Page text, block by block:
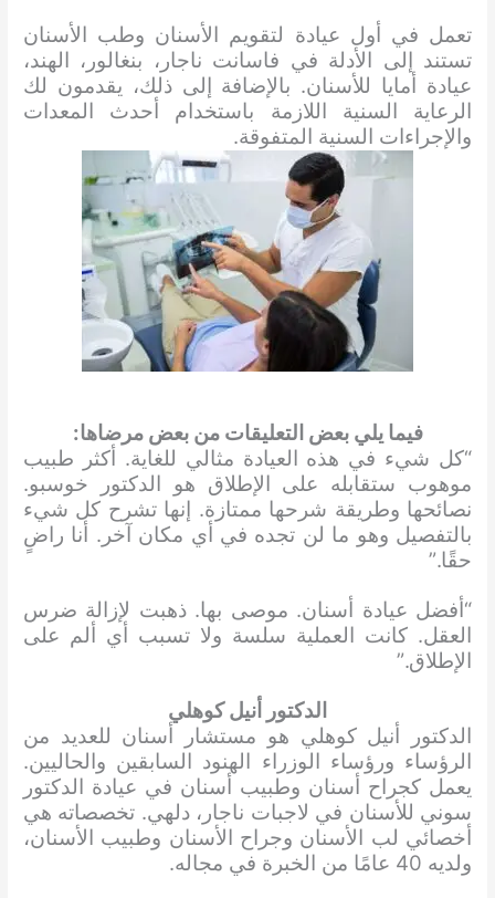
تعمل في أول عيادة لتقويم الأسنان وطب الأسنان
تستند إلى الأدلة في فاسانت ناجار، بنغالور، الهند،
عيادة أمايا للأسنان. بالإضافة إلى ذلك، يقدمون لك
الرعاية السنية اللازمة باستخدام أحدث المعدات
والإجراءات السنية المتفوقة.
فيما يلي بعض التعليقات من بعض مرضاها:
“كل شيء في هذه العيادة مثالي للغاية. أكثر طبيب
موهوب ستقابله على الإطلاق هو الدكتور خوسبو.
نصائحها وطريقة شرحها ممتازة. إنها تشرح كل شيء
بالتفصيل وهو ما لن تجده في أي مكان آخر. أنا راضٍ
حقًا.”
“أفضل عيادة أسنان. موصى بها. ذهبت لإزالة ضرس
العقل. كانت العملية سلسة ولا تسبب أي ألم على
الإطلاق.”
الدكتور أنيل كوهلي
الدكتور أنيل كوهلي هو مستشار أسنان للعديد من
الرؤساء ورؤساء الوزراء الهنود السابقين والحاليين.
يعمل كجراح أسنان وطبيب أسنان في عيادة الدكتور
سوني للأسنان في لاجبات ناجار، دلهي. تخصصاته هي
أخصائي لب الأسنان وجراح الأسنان وطبيب الأسنان،
ولديه 40 عامًا من الخبرة في مجاله.